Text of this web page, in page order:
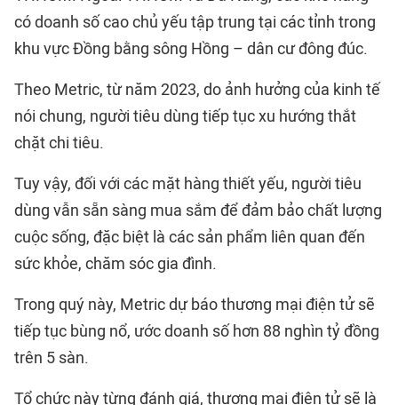
có doanh số cao chủ yếu tập trung tại các tỉnh trong
khu vực Đồng bằng sông Hồng – dân cư đông đúc.
Theo Metric, từ năm 2023, do ảnh hưởng của kinh tế
nói chung, người tiêu dùng tiếp tục xu hướng thắt
chặt chi tiêu.
Tuy vậy, đối với các mặt hàng thiết yếu, người tiêu
dùng vẫn sẵn sàng mua sắm để đảm bảo chất lượng
cuộc sống, đặc biệt là các sản phẩm liên quan đến
sức khỏe, chăm sóc gia đình.
Trong quý này, Metric dự báo thương mại điện tử sẽ
tiếp tục bùng nổ, ước doanh số hơn 88 nghìn tỷ đồng
trên 5 sàn.
Tổ chức này từng đánh giá, thương mại điện tử sẽ là